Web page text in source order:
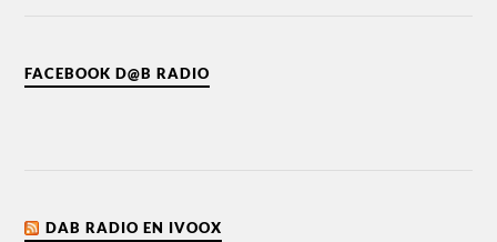
FACEBOOK D@B RADIO
DAB RADIO EN IVOOX